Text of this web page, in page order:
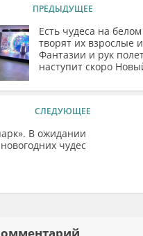
ПРЕДЫДУЩЕЕ
Есть чудеса на белом
творят их взрослые
Фантазии и рук
наступит скоро
СЛЕДУЮЩЕЕ
В ожидании
новогодних чудес